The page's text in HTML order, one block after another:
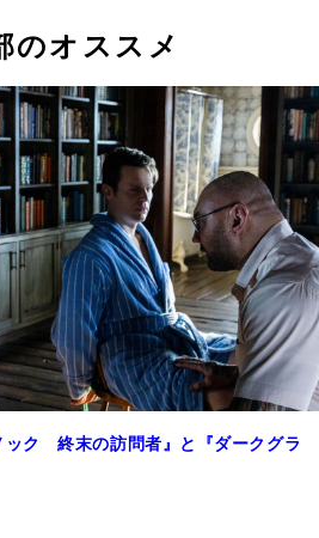
のオススメ
ック 終末の訪問者』と『ダークグラ